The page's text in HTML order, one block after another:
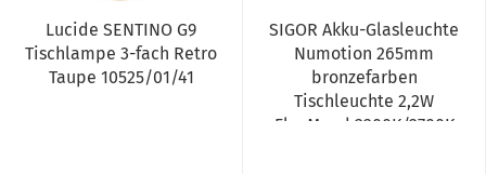
Lucide SENTINO G9
Tischlampe 3-fach Retro
Taupe 10525/01/41
SIGOR Akku-Glasleuchte
Numotion 265mm
bronzefarben
Tischleuchte 2,2W
FlexMood 2200K/2700K